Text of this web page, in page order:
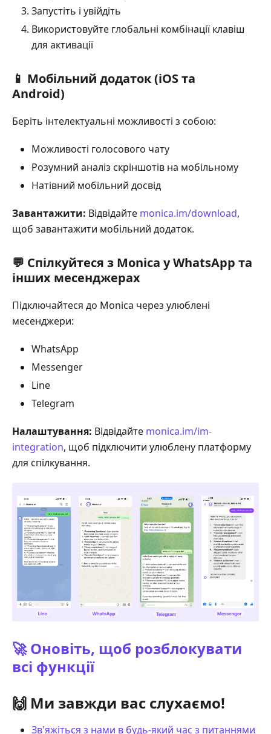
Запустіть і увійдіть
Використовуйте глобальні комбінації клавіш
для активації
📱 Мобільний додаток (iOS та
Android)
Беріть інтелектуальні можливості з собою:
Можливості голосового чату
Розумний аналіз скріншотів на мобільному
Натівний мобільний досвід
Завантажити: Відвідайте monica.im/download,
щоб завантажити мобільний додаток.
💬 Спілкуйтеся з Monica у WhatsApp та
інших месенджерах
Підключайтеся до Monica через улюблені
месенджери:
WhatsApp
Messenger
Line
Telegram
Налаштування: Відвідайте monica.im/im-
integration, щоб підключити улюблену платформу
для спілкування.
🚀 Оновіть, щоб розблокувати
всі функції
🙌 Ми завжди вас слухаємо!
Зв'яжіться з нами в будь-який час з питаннями